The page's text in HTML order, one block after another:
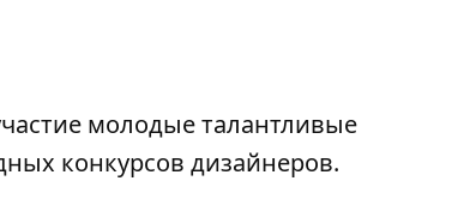
молодые талантливые
конкурсов дизайнеров.